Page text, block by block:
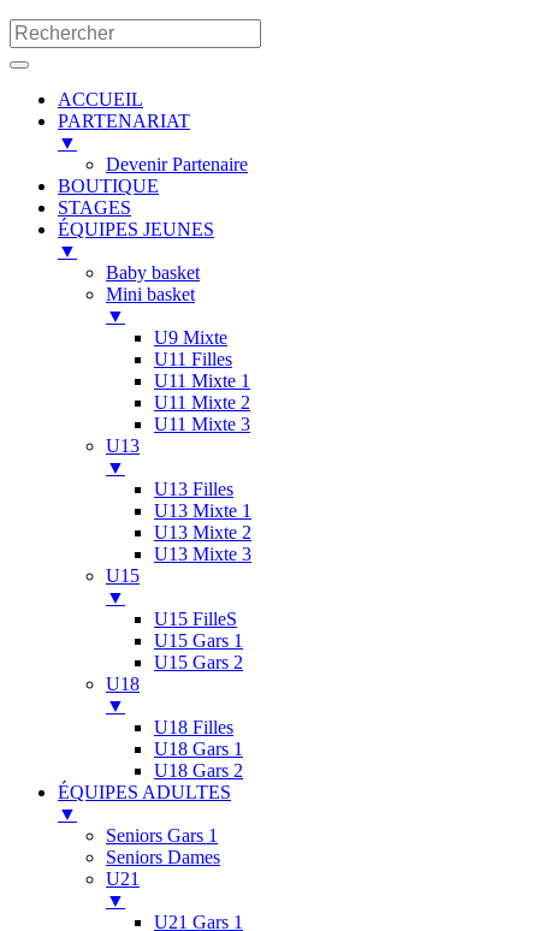
ACCUEIL
PARTENARIAT
▼
Devenir Partenaire
BOUTIQUE
STAGES
ÉQUIPES JEUNES
▼
Baby basket
Mini basket
▼
U9 Mixte
U11 Filles
U11 Mixte 1
U11 Mixte 2
U11 Mixte 3
U13
▼
U13 Filles
U13 Mixte 1
U13 Mixte 2
U13 Mixte 3
U15
▼
U15 FilleS
U15 Gars 1
U15 Gars 2
U18
▼
U18 Filles
U18 Gars 1
U18 Gars 2
ÉQUIPES ADULTES
▼
Seniors Gars 1
Seniors Dames
U21
▼
U21 Gars 1